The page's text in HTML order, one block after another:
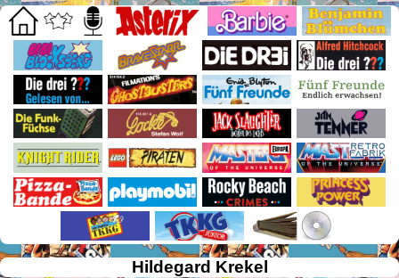
Hildegard Krekel